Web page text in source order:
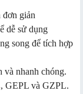
đơn giản
dễ sử dụng
song để tích hợp
và nhanh chóng.
GEPL và GZPL.